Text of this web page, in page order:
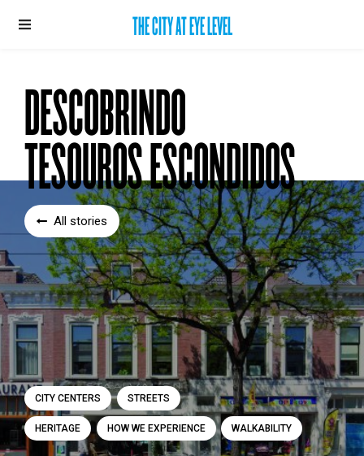
THE CITY AT EYE LEVEL
DESCOBRINDO
TESOUROS ESCONDIDOS
All stories
HERITAGE HOW WE EXPERIENCE WALKABILITY
CITY CENTERS STREETS